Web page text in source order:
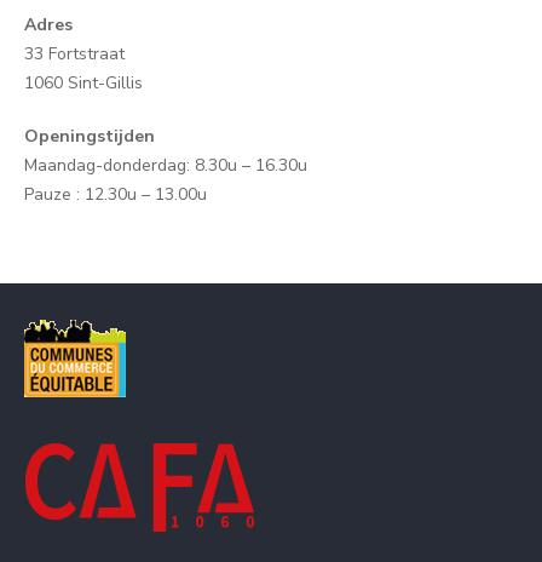
Adres
33 Fortstraat
1060 Sint-Gillis
Openingstijden
Maandag-donderdag: 8.30u – 16.30u
Pauze : 12.30u – 13.00u